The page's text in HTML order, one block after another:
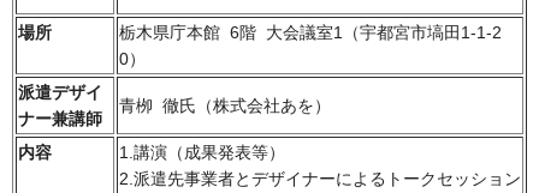
場所
栃木県庁本館 6階 大会議室1（宇都宮市塙田1-1-2
0）
派遣デザイ
ナー兼講師
青栁 徹氏（株式会社あを）
内容
1.講演（成果発表等）
2.派遣先事業者とデザイナーによるトークセッション